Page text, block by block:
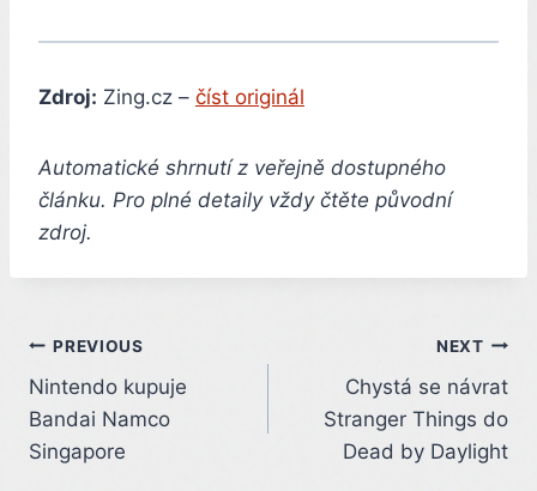
Zdroj: Zing.cz – číst originál
Automatické shrnutí z veřejně dostupného
článku. Pro plné detaily vždy čtěte původní
zdroj.
Post
navigation
PREVIOUS
Nintendo kupuje
Bandai Namco
Singapore
NEXT
Chystá se návrat
Stranger Things do
Dead by Daylight